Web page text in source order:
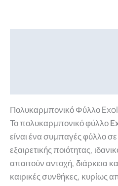
Πολυκαρμπονικό Φύλλο
Το πολυκαρμπονικό φύλλο
είναι ένα συμπαγές φύλλο
εξαιρετικής ποιότητας,
απαιτούν αντοχή, διάρκεια
καιρικές συνθήκες, κυρίως